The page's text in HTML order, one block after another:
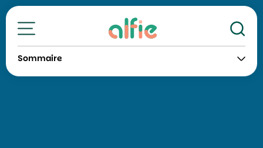
Toutes nos formations
Sommaire